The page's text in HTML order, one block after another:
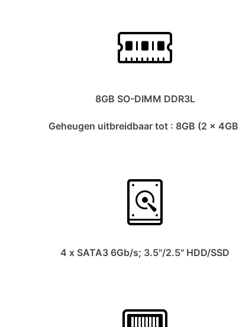
8GB SO-DIMM DDR3L
Geheugen uitbreidbaar tot : 8GB (2 x
4 x SATA3 6Gb/s; 3.5"/2.5" HDD/SSD